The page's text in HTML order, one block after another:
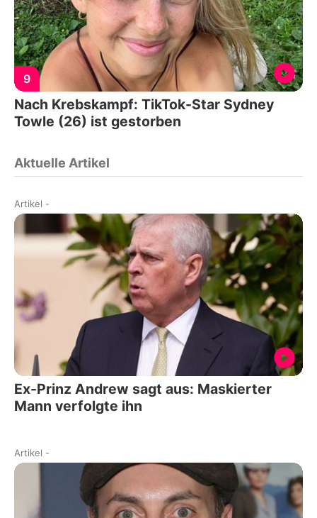
9
Nach Krebskampf: TikTok-Star Sydney
Towle (26) ist gestorben
Aktuelle Artikel
Artikel -
Ex-Prinz Andrew sagt aus: Maskierter
Mann verfolgte ihn
Artikel -